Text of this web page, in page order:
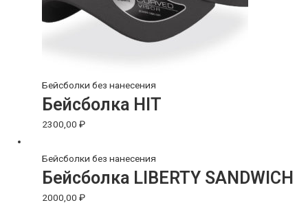
Бейсболки без нанесения
Бейсболка HIT
2300,00₽
Бейсболки без нанесения
Бейсболка LIBERTY SANDWICH
2000,00₽